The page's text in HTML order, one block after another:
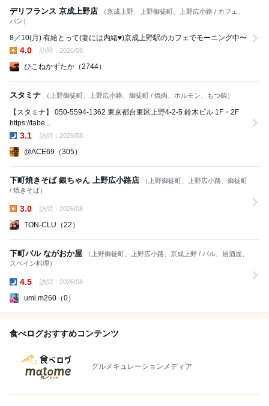
デリフランス 京成上野店
（京成上野、上野御徒町、上野広小路 / カフェ、
パン）
8／10(月) 有給とって(妻には内緒♥)京成上野駅のカフェでモーニング中〜
4.0 訪問：2026/08
ひこねかずたか（2744）
スタミナ （上野御徒町、上野広小路、御徒町 / 焼肉、ホルモン、もつ鍋）
【スタミナ】 050-5594-1362 東京都台東区上野4-2-5 鈴木ビル 1F・2F
https://tabe...
3.1 訪問：2026/08
@ACE69（305）
下町焼きそば 銀ちゃん 上野広小路店
（上野御徒町、上野広小路、御徒町
/ 焼きそば）
3.0 訪問：2026/08
TON-CLU（22）
下町バル ながおか屋
（上野御徒町、上野広小路、京成上野 / バル、居酒屋、
スペイン料理）
4.5 訪問：2026/08
umi.m260（0）
食べログおすすめコンテンツ
グルメキュレーションメディア